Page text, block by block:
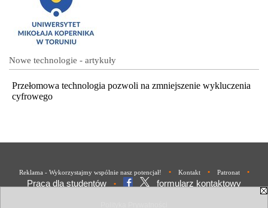
Nowe technologie - artykuły
Przełomowa technologia pozwoli na zmniejszenie wykluczenia
cyfrowego
Reklama - Wykorzystajmy wspólnie nasz potencjał! • Kontakt • Patronat •
Praca dla studentów • formularz kontaktowy